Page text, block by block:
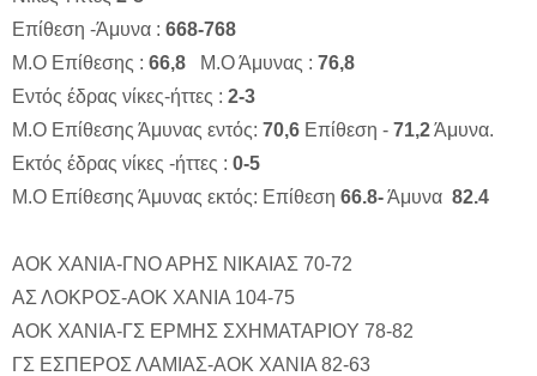
Επίθεση -Άμυνα : 668-768
Μ.Ο Επίθεσης : 66,8 Μ.Ο Άμυνας : 76,8
Εντός έδρας νίκες-ήττες : 2-3
Μ.Ο Επίθεσης Άμυνας εντός: 70,6 Επίθεση - 71,2Άμυνα.
Εκτός έδρας νίκες -ήττες : 0-5
Μ.Ο Επίθεσης Άμυνας εκτός: Επίθεση 66.8-Άμυνα 82.4
ΑΟΚ ΧΑΝΙΑ-ΓΝΟ ΑΡΗΣ ΝΙΚΑΙΑΣ 70-72
ΑΣ ΛΟΚΡΟΣ-ΑΟΚ ΧΑΝΙΑ 104-75
ΑΟΚ ΧΑΝΙΑ-ΓΣ ΕΡΜΗΣ ΣΧΗΜΑΤΑΡΙOY 78-82
ΓΣ ΕΣΠΕΡΟΣ ΛΑΜΙΑΣ-ΑΟΚ ΧΑΝΙΑ 82-63